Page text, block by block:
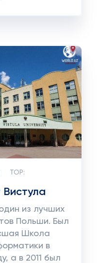
TOP:
Вистула
из лучших
Польши. Был
Школа
в
а в 2011 был